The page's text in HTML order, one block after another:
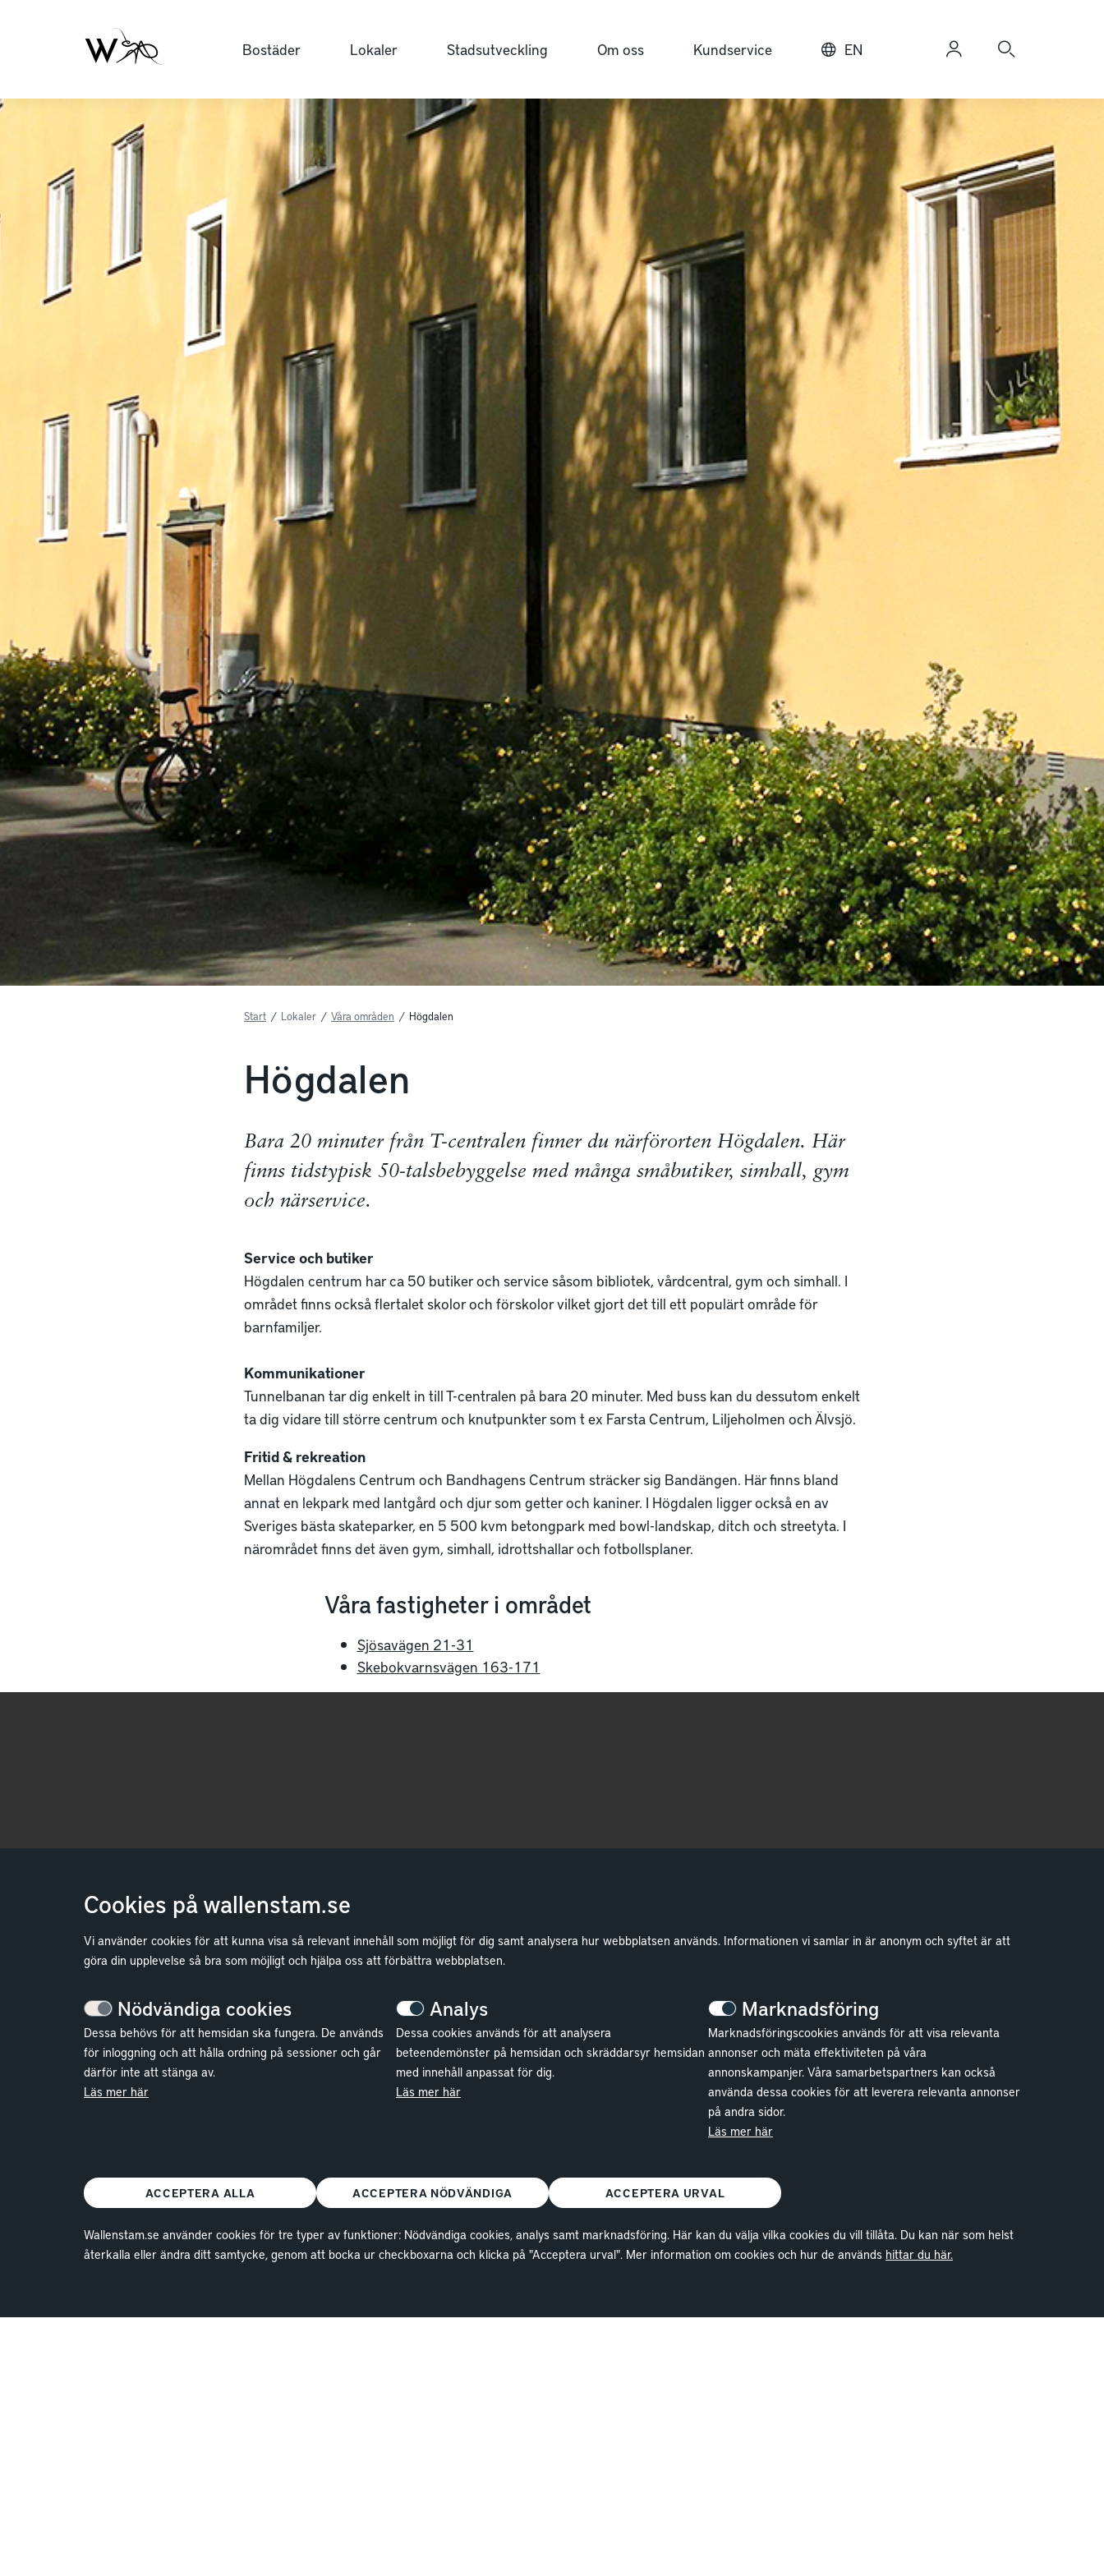
Cookies på wallenstam.se
Vi använder cookies för att kunna visa så relevant innehåll som möjligt för dig samt analysera hur webbplatsen används. Informationen vi samlar in är anonym och syftet är att
göra din upplevelse så bra som möjligt och hjälpa oss att förbättra webbplatsen.
Nödvändiga cookies
Dessa behövs för att hemsidan ska fungera. De används
för inloggning och att hålla ordning på sessioner och går
därför inte att stänga av.
Läs mer här
Analys
Dessa cookies används för att analysera
beteendemönster på hemsidan och skräddarsyr hemsidan
med innehåll anpassat för dig.
Läs mer här
Marknadsföring
Marknadsföringscookies används för att visa relevanta
annonser och mäta effektiviteten på våra
annonskampanjer. Våra samarbetspartners kan också
använda dessa cookies för att leverera relevanta annonser
på andra sidor.
Läs mer här
ACCEPTERA ALLA ACCEPTERA NÖDVÄNDIGA ACCEPTERA URVAL
Wallenstam.se använder cookies för tre typer av funktioner: Nödvändiga cookies, analys samt marknadsföring. Här kan du välja vilka cookies du vill tillåta. Du kan när som helst
återkalla eller ändra ditt samtycke, genom att bocka ur checkboxarna och klicka på "Acceptera urval". Mer information om cookies och hur de används hittar du här.
Bostäder Lokaler Stadsutveckling Om oss Kundservice EN
Start / Lokaler / Våra områden / Högdalen
Högdalen
Bara 20 minuter från T-centralen finner du närförorten Högdalen. Här
finns tidstypisk 50-talsbebyggelse med många småbutiker, simhall, gym
och närservice.
Service och butiker
Högdalen centrum har ca 50 butiker och service såsom bibliotek, vårdcentral, gym och simhall. I
området finns också flertalet skolor och förskolor vilket gjort det till ett populärt område för
barnfamiljer.
Kommunikationer
Tunnelbanan tar dig enkelt in till T-centralen på bara 20 minuter. Med buss kan du dessutom enkelt
ta dig vidare till större centrum och knutpunkter som t ex Farsta Centrum, Liljeholmen och Älvsjö.
Fritid & rekreation
Mellan Högdalens Centrum och Bandhagens Centrum sträcker sig Bandängen. Här finns bland
annat en lekpark med lantgård och djur som getter och kaniner. I Högdalen ligger också en av
Sveriges bästa skateparker, en 5 500 kvm betongpark med bowl-landskap, ditch och streetyta. I
närområdet finns det även gym, simhall, idrottshallar och fotbollsplaner.
Våra fastigheter i området
Sjösavägen 21-31
Skebokvarnsvägen 163-171